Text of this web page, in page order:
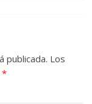
publicada. Los
*